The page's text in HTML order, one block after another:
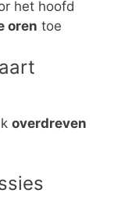
het hoofd
oren toe
overdreven